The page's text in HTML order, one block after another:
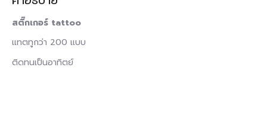
สติ๊กเกอร์ tattoo
แทตทูกว่า 200 แบบ
ติดทนเป็นอาทิตย์